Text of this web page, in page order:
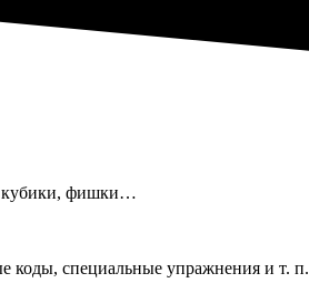
кубики, фишки…
коды, специальные упражнения и т. п.